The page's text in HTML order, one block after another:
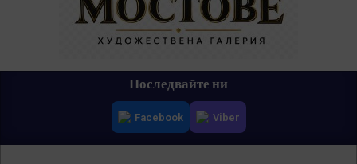
Последвайте ни
Facebook Viber